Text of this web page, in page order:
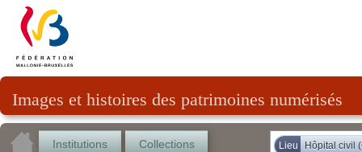
Images et histoires des patrimoines numérisés
Institutions Collections Lieu Hôpital civil